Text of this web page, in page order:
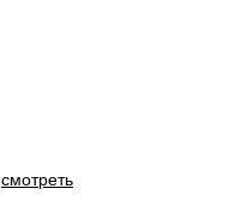
смотреть